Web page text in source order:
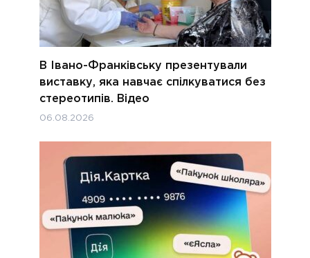
В Івано-Франківську презентували
виставку, яка навчає спілкуватися без
стереотипів. Відео
06.08.2026